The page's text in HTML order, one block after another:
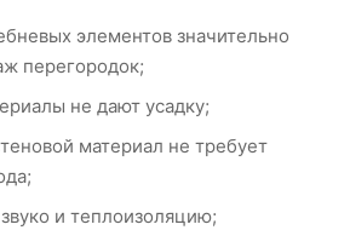
элементов значительно
перегородок;
не дают усадку;
материал не требует
и теплоизоляцию;